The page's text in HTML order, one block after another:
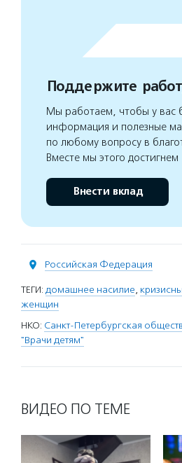
Поддержите
Мы работаем, чтобы у вас
информация и полезные
по любому вопросу в
Вместе мы этого достигнем
Внести вклад
Российская Федерация
ТЕГИ: домашнее насилие,
женщин
НКО: Санкт-Петербургская
"Врачи детям"
ВИДЕО ПО ТЕМЕ